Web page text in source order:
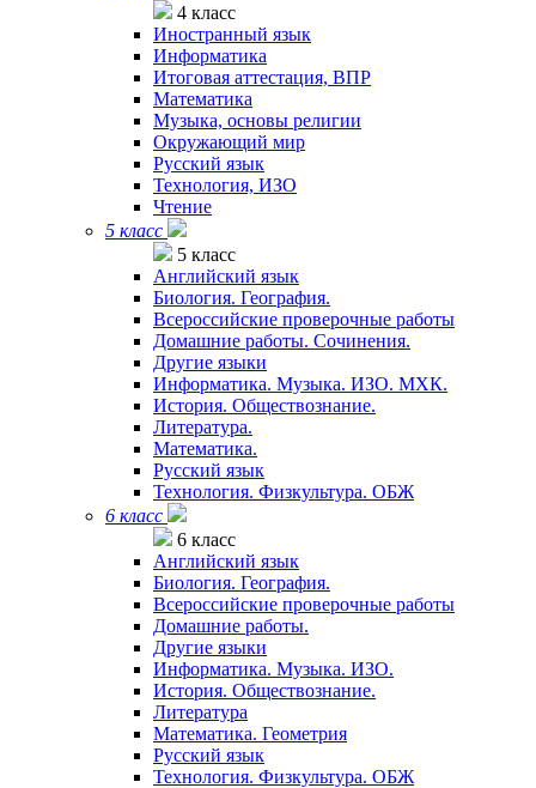
4 класс
Иностранный язык
Информатика
Итоговая аттестация, ВПР
Математика
Музыка, основы религии
Окружающий мир
Русский язык
Технология, ИЗО
Чтение
5 класс
5 класс
Английский язык
Биология. География.
Всероссийские проверочные работы
Домашние работы. Сочинения.
Другие языки
Информатика. Музыка. ИЗО. МХК.
История. Обществознание.
Литература.
Математика.
Русский язык
Технология. Физкультура. ОБЖ
6 класс
6 класс
Английский язык
Биология. География.
Всероссийские проверочные работы
Домашние работы.
Другие языки
Информатика. Музыка. ИЗО.
История. Обществознание.
Литература
Математика. Геометрия
Русский язык
Технология. Физкультура. ОБЖ